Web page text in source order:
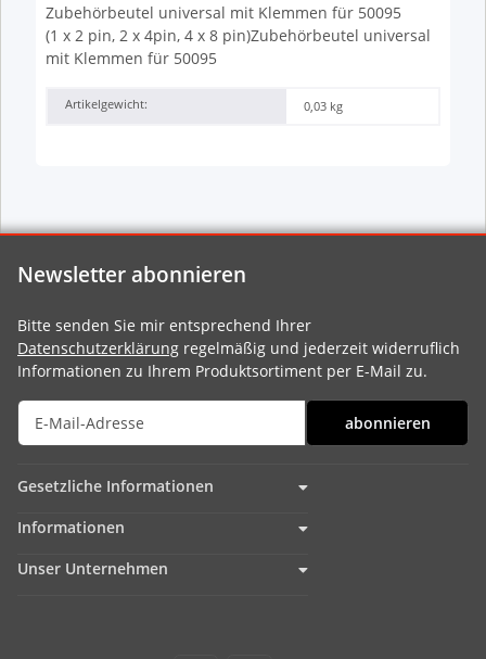
Zubehörbeutel universal mit Klemmen für 50095
(1 x 2 pin, 2 x 4pin, 4 x 8 pin)Zubehörbeutel universal
mit Klemmen für 50095
Artikelgewicht: 0,03 kg
Newsletter abonnieren
Bitte senden Sie mir entsprechend Ihrer
Datenschutzerklärung regelmäßig und jederzeit widerruflich
Informationen zu Ihrem Produktsortiment per E-Mail zu.
abonnieren
Gesetzliche Informationen
Informationen
Unser Unternehmen